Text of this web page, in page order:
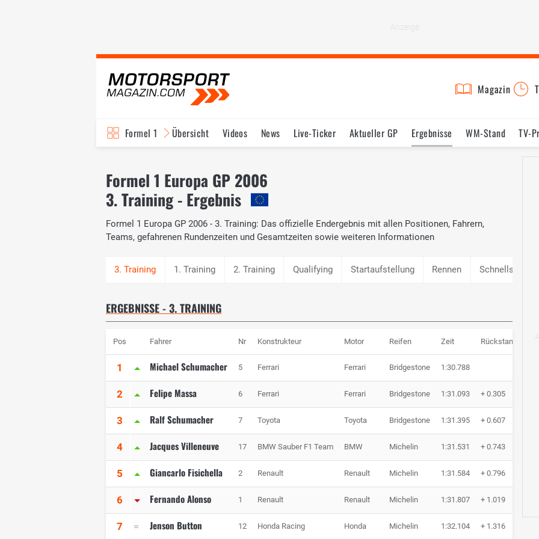
Magazin
Formel 1 Übersicht Videos News Live-Ticker Aktueller GP Ergebnisse WM-Stand TV-
Formel 1 Europa GP 2006
3. Training - Ergebnis
Formel 1 Europa GP 2006 - 3. Training: Das offizielle Endergebnis mit allen Positionen, Fahrern,
Teams, gefahrenen Rundenzeiten und Gesamtzeiten sowie weiteren Informationen
1. Training 2. Training Qualifying Startaufstellung Rennen Schnellste
ERGEBNISSE - 3. TRAINING
Pos Fahrer Nr Konstrukteur Motor Reifen Zeit Rückstand
1 Michael Schumacher 5 Ferrari Ferrari Bridgestone 1:30.788
2 Felipe Massa 6 Ferrari Ferrari Bridgestone 1:31.093 + 0.305
3 Ralf Schumacher 7 Toyota Toyota Bridgestone 1:31.395 + 0.607
4 Jacques Villeneuve 17 BMW Sauber F1 Team BMW Michelin 1:31.531 + 0.743
5 Giancarlo Fisichella 2 Renault Renault Michelin 1:31.584 + 0.796
6 Fernando Alonso 1 Renault Renault Michelin 1:31.807 + 1.019
7 Jenson Button 12 Honda Racing Honda Michelin 1:32.104 + 1.316